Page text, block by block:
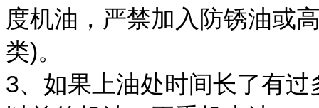
度机油，严禁加入 防锈油或
类)。
3、如果上油处时间长了有